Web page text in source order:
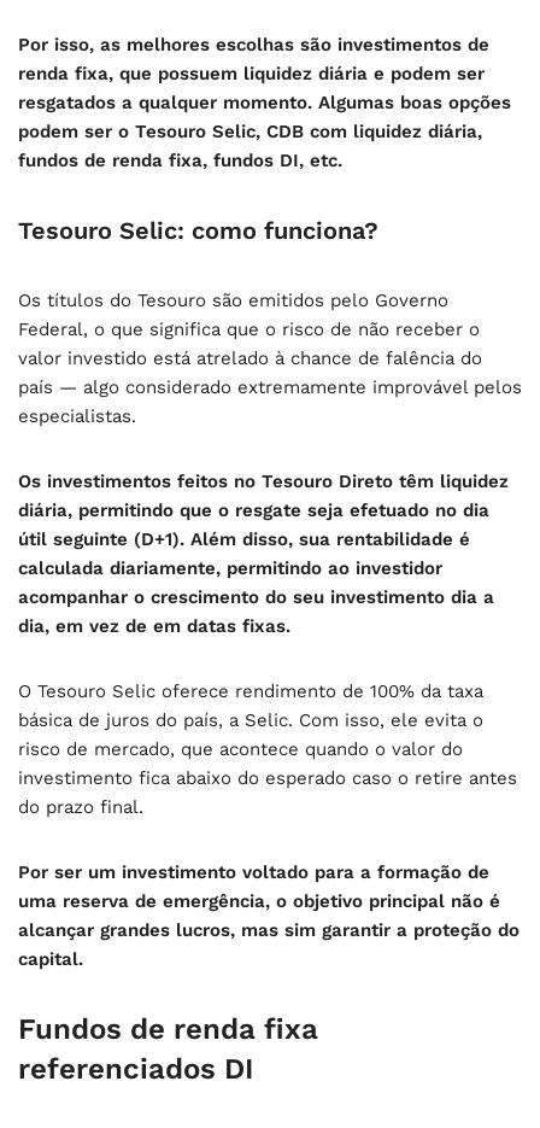
Por isso, as melhores escolhas são investimentos de
renda fixa, que possuem liquidez diária e podem ser
resgatados a qualquer momento. Algumas boas opções
podem ser o Tesouro Selic, CDB com liquidez diária,
fundos de renda fixa, fundos DI, etc.
Tesouro Selic: como funciona?
Os títulos do Tesouro são emitidos pelo Governo
Federal, o que significa que o risco de não receber o
valor investido está atrelado à chance de falência do
país — algo considerado extremamente improvável pelos
especialistas.
Os investimentos feitos no Tesouro Direto têm liquidez
diária, permitindo que o resgate seja efetuado no dia
útil seguinte (D+1). Além disso, sua rentabilidade é
calculada diariamente, permitindo ao investidor
acompanhar o crescimento do seu investimento dia a
dia, em vez de em datas fixas.
O Tesouro Selic oferece rendimento de 100% da taxa
básica de juros do país, a Selic. Com isso, ele evita o
risco de mercado, que acontece quando o valor do
investimento fica abaixo do esperado caso o retire antes
do prazo final.
Por ser um investimento voltado para a formação de
uma reserva de emergência, o objetivo principal não é
alcançar grandes lucros, mas sim garantir a proteção do
capital.
Fundos de renda fixa
referenciados DI